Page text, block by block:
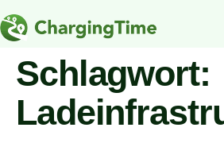
Schlagwort: